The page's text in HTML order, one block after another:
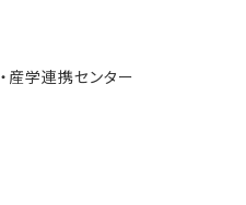
産学連携センター